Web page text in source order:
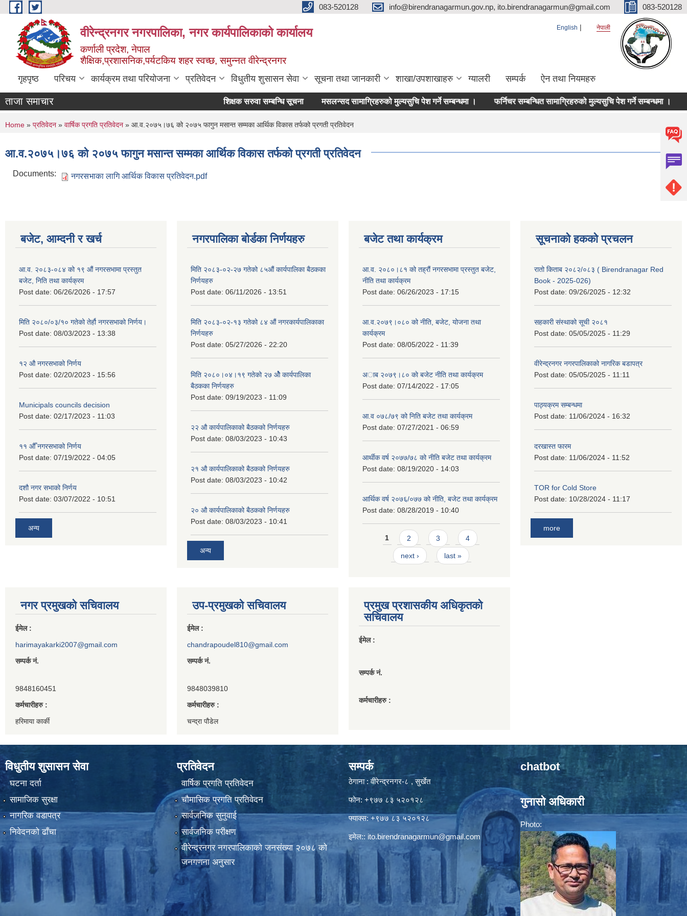
Skip to main content 083-520128 info@birendranagarmun.gov.np, ito.birendranagarmun@gmail.com 083-520128
वीरेन्द्रनगर नगरपालिका, नगर कार्यपालिकाको कार्यालय
कर्णाली प्रदेश, नेपाल
शैक्षिक,प्रशासनिक,पर्यटकिय शहर स्वच्छ, समुन्नत वीरेन्द्रनगर
English नेपाली
गृहपृष्ठ परिचय कार्यक्रम तथा परियोजना प्रतिवेदन विधुतीय शुसासन सेवा सूचना तथा जानकारी शाखा/उपशाखाहरु ग्यालरी सम्पर्क ऐन तथा नियमहरु
ताजा समाचार शिक्षक सरुवा सम्बन्धि सूचना मसलन्सद सामाग्रिहरुको मुल्यसुचि पेश गर्ने सम्बन्धमा । फर्निचर सम्बन्धित सामाग्रिहरुको मुल्यसुचि पेश गर्ने सम्बन्धमा ।
You are here
Home » प्रतिवेदन » वार्षिक प्रगति प्रतिवेदन » आ.व.२०७५।७६ को २०७५ फागुन मसान्त सम्मका आर्थिक विकास तर्फको प्रगती प्रतिवेदन
आ.व.२०७५।७६ को २०७५ फागुन मसान्त सम्मका आर्थिक विकास तर्फको प्रगती प्रतिवेदन
Documents: नगरसभाका लागि आर्थिक विकास प्रतिवेदन.pdf
बजेट, आम्दनी र खर्च
आ.व. २०८३-०८४ को १९ औं नगरसभामा प्रस्तुत
बजेट, निति तथा कार्यक्रम
Post date: 06/26/2026 - 17:57
मिति २०८०/०३/१० गतेको तेर्हौ नगरसभाको निर्णय।
Post date: 08/03/2023 - 13:38
१२ औ नगरसभाको निर्णय
Post date: 02/20/2023 - 15:56
Municipals councils decision
Post date: 02/17/2023 - 11:03
११ ‌औँ नगरसभाको निर्णय
Post date: 07/19/2022 - 04:05
दशौ नगर सभाको निर्णय
Post date: 03/07/2022 - 10:51
अन्य
नगरपालिका बोर्डका निर्णयहरु
मिति २०८३-०२-२७ गतेको ८५औं कार्यपालिका बैठकका
निर्णयहरु
Post date: 06/11/2026 - 13:51
मिति २०८३-०२-१३ गतेको ८४ औं नगरकार्यपालिकाका
निर्णयहरु
Post date: 05/27/2026 - 22:20
मिति २०८०।०४।१९ गतेको २७ ‌‍‌ओेै कार्यपालिका
बैठकका निर्णयहरु
Post date: 09/19/2023 - 11:09
२‍२ औ कार्यपालिकाको बैठकको निर्णयहरु
Post date: 08/03/2023 - 10:43
२‍१ औ कार्यपालिकाको बैठकको निर्णयहरु
Post date: 08/03/2023 - 10:42
२‍० औ कार्यपालिकाको बैठकको निर्णयहरु
Post date: 08/03/2023 - 10:41
अन्य
बजेट तथा कार्यक्रम
आ.व. २०८०।८१ को तह्रौं नगरसभामा प्रस्तुत बजेट,
नीति तथा कार्यक्रम
Post date: 06/26/2023 - 17:15
आ.व.२०७९।०८० को नीति, बजेट, योजना तथा
कार्यक्रम
Post date: 08/05/2022 - 11:39
अाब २०७९।८० काे बजेट नीति तथा कार्यक्रम
Post date: 07/14/2022 - 17:05
आ.व ०७८/७९ को निति बजेट तथा कार्यक्रम
Post date: 07/27/2021 - 06:59
आर्थीक वर्ष २०७७/७८ को नीति बजेट तथा कार्यक्रम
Post date: 08/19/2020 - 14:03
आर्थिक वर्ष २०७६/०७७ को नीति, बजेट तथा कार्यक्रम
Post date: 08/28/2019 - 10:40
Pages
1 2 3 4
next › last »
सूचनाको हकको प्रचलन
रातो किताब २०८२/०८३ ( Birendranagar Red
Book - 2025-026)
Post date: 09/26/2025 - 12:32
सहकारी संस्थाको सूची २०८१
Post date: 05/05/2025 - 11:29
वीरेन्द्रनगर नगरपालिकाको नागरिक बडापत्र
Post date: 05/05/2025 - 11:11
पाठ्यक्रम सम्बन्धमा
Post date: 11/06/2024 - 16:32
दरखास्त फारम
Post date: 11/06/2024 - 11:52
TOR for Cold Store
Post date: 10/28/2024 - 11:17
more
नगर प्रमुखको सचिवालय
ईमेल :
harimayakarki2007@gmail.com
सम्पर्क नं.
9848160451
कर्मचारीहरु :
हरिमाया कार्की
उप-प्रमुखको सचिवालय
ईमेल :
chandrapoudel810@gmail.com
सम्पर्क नं.
9848039810
कर्मचारीहरु :
चन्द्रा पौडेल
प्रमुख प्रशासकीय अधिकृतको
सचिवालय
ईमेल :
सम्पर्क नं.
कर्मचारीहरु :
विधुतीय शुसासन सेवा
घटना दर्ता
सामाजिक सुरक्षा
नागरिक वडापत्र
निवेदनको ढाँचा
प्रतिवेदन
वार्षिक प्रगति प्रतिवेदन
चौमासिक प्रगति प्रतिवेदन
सार्वजनिक सुनुवाई
सार्वजनिक परीक्षण
वीरेन्द्रनगर नगरपालिकाकाे जनसंख्या २०७८ काे
जनगणना अनुसार
सम्पर्क
ठेगाना : वीरेन्द्रनगर-८ , सुर्खेत
फोन: +९७७ ८३ ५२०१२८
फ्याक्स: +९७७ ८३ ५२०१२८
इमेल:: ito.birendranagarmun@gmail.com
chatbot
गुनासो अधिकारी
Photo: